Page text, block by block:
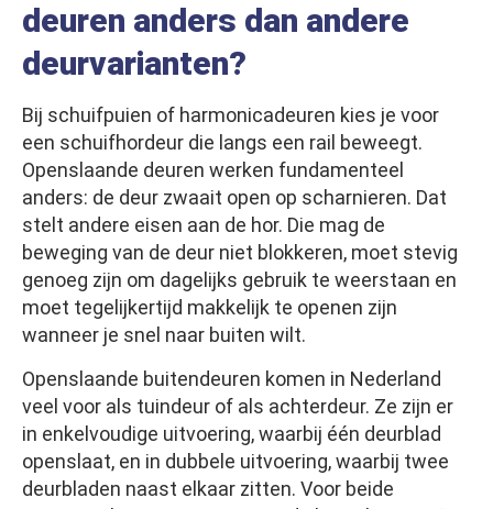
deuren anders dan andere
deurvarianten?
Bij schuifpuien of harmonicadeuren kies je voor
een schuifhordeur die langs een rail beweegt.
Openslaande deuren werken fundamenteel
anders: de deur zwaait open op scharnieren. Dat
stelt andere eisen aan de hor. Die mag de
beweging van de deur niet blokkeren, moet stevig
genoeg zijn om dagelijks gebruik te weerstaan en
moet tegelijkertijd makkelijk te openen zijn
wanneer je snel naar buiten wilt.
Openslaande buitendeuren komen in Nederland
veel voor als tuindeur of als achterdeur. Ze zijn er
in enkelvoudige uitvoering, waarbij één deurblad
openslaat, en in dubbele uitvoering, waarbij twee
deurbladen naast elkaar zitten. Voor beide